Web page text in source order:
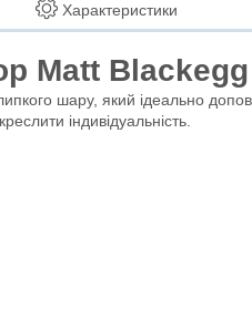
Характеристики
Matt
шару, який ідеально
індивідуальність.